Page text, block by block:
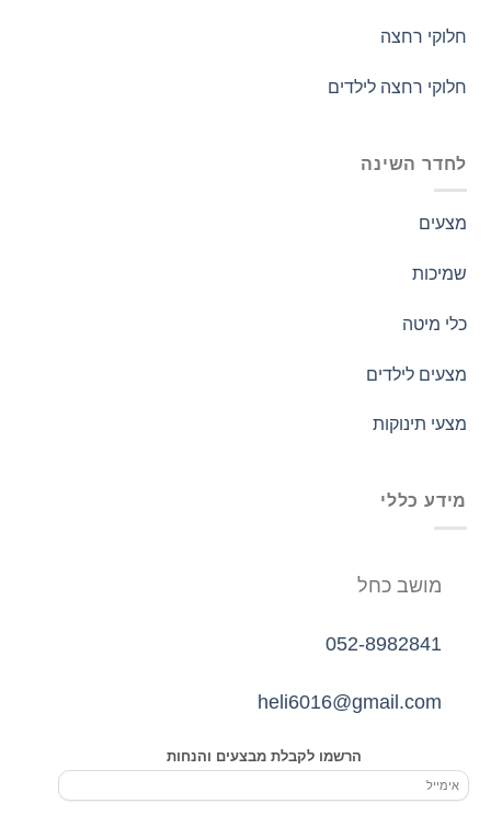
חלוקי רחצה
חלוקי רחצה לילדים
לחדר השינה
מצעים
שמיכות
כלי מיטה
מצעים לילדים
מצעי תינוקות
מידע כללי
מושב כחל
052-8982841
heli6016@gmail.com
הרשמו לקבלת מבצעים והנחות